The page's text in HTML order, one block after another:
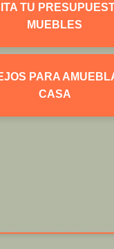
TU
MUEBLES
PARA
CASA